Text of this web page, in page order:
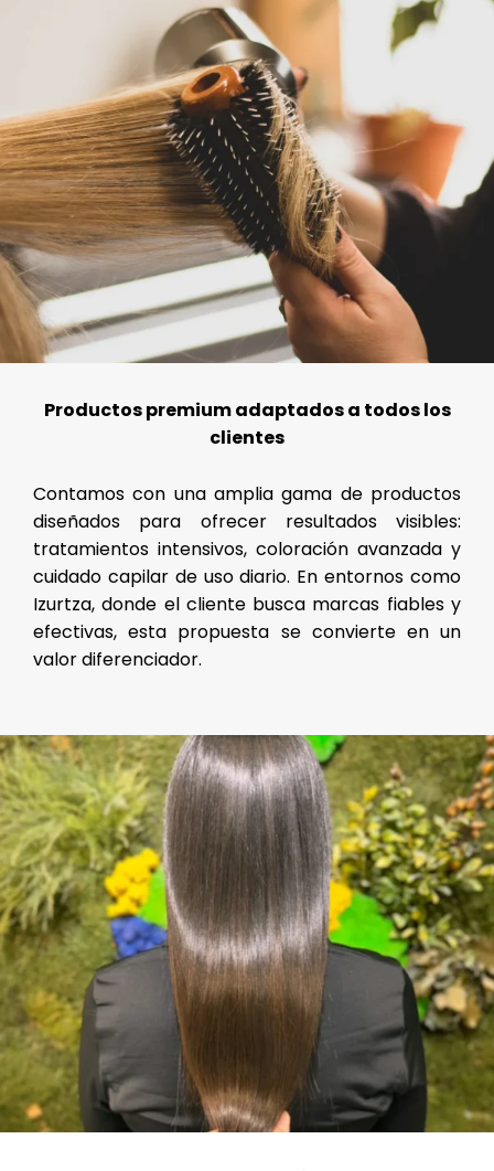
Productos premium adaptados a todos los
clientes
Contamos con una amplia gama de productos
diseñados para ofrecer resultados visibles:
tratamientos intensivos, coloración avanzada y
cuidado capilar de uso diario. En entornos como
Izurtza, donde el cliente busca marcas fiables y
efectivas, esta propuesta se convierte en un
valor diferenciador.